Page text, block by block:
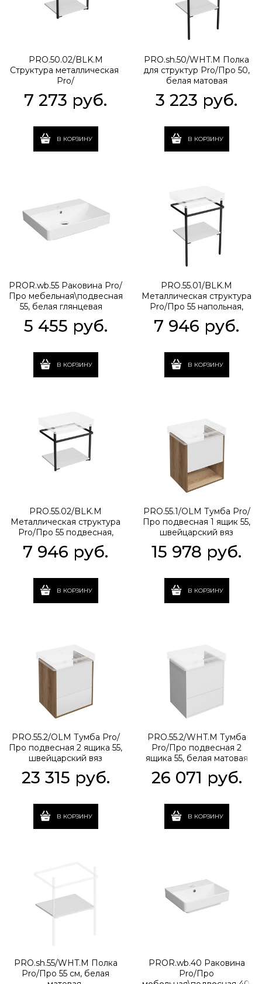
PRO.50.02/BLK.M
Структура металлическая
Pro/
Про подвесная 50, черная
матовая
7 273 руб.
В КОРЗИНУ
PRO.sh.50/WHT.M Полка
для структур Pro/Про 50,
белая матовая
3 223 руб.
В КОРЗИНУ
PROR.wb.55 Раковина Pro/
Про мебельная\подвесная
55, белая глянцевая
5 455 руб.
В КОРЗИНУ
PRO.55.01/BLK.M
Металлическая структура
Pro/Про 55 напольная,
7 946 руб.
В КОРЗИНУ
PRO.55.02/BLK.M
Металлическая структура
Pro/Про 55 подвесная,
7 946 руб.
В КОРЗИНУ
PRO.55.1/OLM Тумба Pro/
Про подвесная 1 ящик 55,
швейцарский вяз
15 978 руб.
В КОРЗИНУ
PRO.55.2/OLM Тумба Pro/
Про подвесная 2 ящика 55,
швейцарский вяз
23 315 руб.
В КОРЗИНУ
PRO.55.2/WHT.M Тумба
Pro/Про подвесная 2
ящика 55, белая матовая
26 071 руб.
В КОРЗИНУ
PRO.sh.55/WHT.M Полка
Pro/Про 55 см, белая
PROR.wb.40 Раковина
Pro/Про